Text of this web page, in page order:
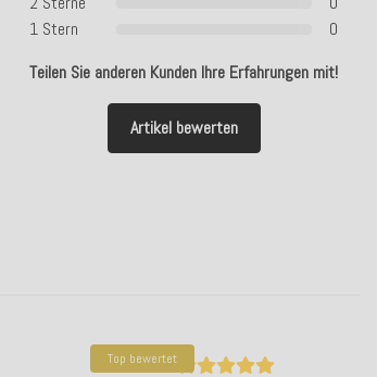
1 Stern
0
Teilen Sie anderen Kunden Ihre Erfahrungen mit!
Artikel bewerten
Top bewertet